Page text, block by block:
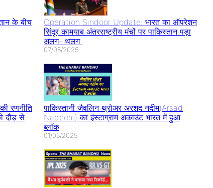
के बीच
Operation Sindoor Update: भारत का ऑपरेशन
सिंदूर कामयाब अंतरराष्ट्रीय मंचों पर पाकिस्तान पड़ा
अलग- थलग
07/05/2025
रणनीति
दौड़ से
पाकिस्तानी जैवलिन थ्रोअर अरशद नदीम(Arsad
Nadeem) का इंस्टाग्राम अकाउंट भारत में हुआ
ब्लॉक
01/05/2025